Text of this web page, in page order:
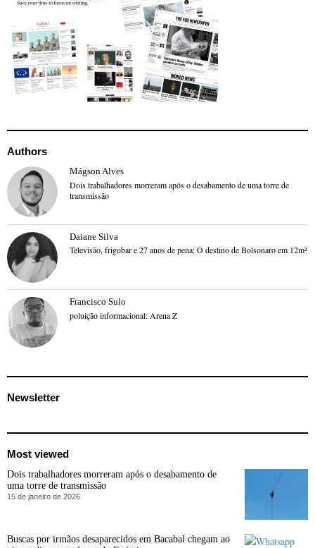
Authors
Mágson Alves
Dois trabalhadores morreram após o desabamento de uma torre de
transmissão
Daiane Silva
Televisão, frigobar e 27 anos de pena: O destino de Bolsonaro em 12m²
Francisco Sulo
poluição informacional: Arena Z
Newsletter
Most viewed
Dois trabalhadores morreram após o desabamento de
uma torre de transmissão
15 de janeiro de 2026
Buscas por irmãos desaparecidos em Bacabal chegam ao